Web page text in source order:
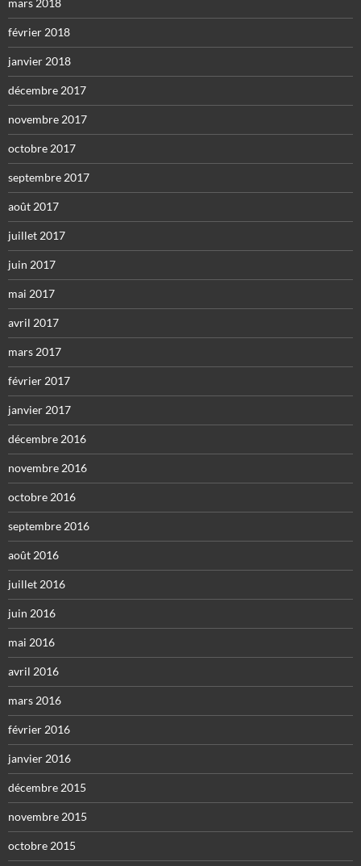
février 2018
janvier 2018
décembre 2017
novembre 2017
octobre 2017
septembre 2017
août 2017
juillet 2017
juin 2017
mai 2017
avril 2017
mars 2017
février 2017
janvier 2017
décembre 2016
novembre 2016
octobre 2016
septembre 2016
août 2016
juillet 2016
juin 2016
mai 2016
avril 2016
mars 2016
février 2016
janvier 2016
décembre 2015
novembre 2015
octobre 2015